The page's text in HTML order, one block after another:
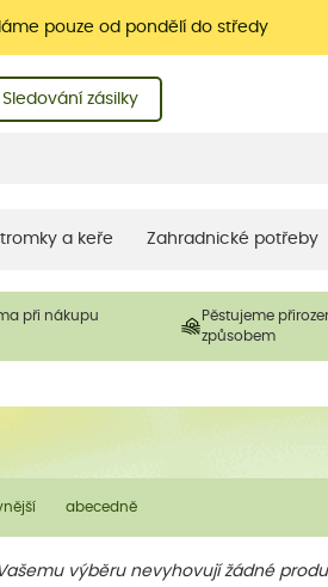
pouze od pondělí do středy
Sledování zásilky
a keře Zahradnické potřeby
při nákupu
Pěstujeme
způsobem
abecedně
výběru nevyhovují žádné